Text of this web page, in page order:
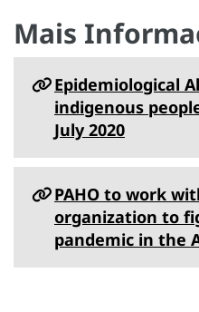
Mais
Epidemiological
indigenous
July 2020
PAHO to work
organization to
pandemic in the